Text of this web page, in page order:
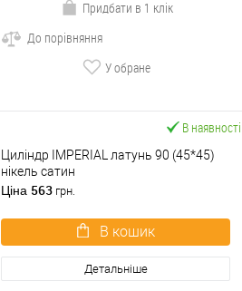
Придбати в 1 клік
До порівняння
У обране
В наявності
Циліндр IMPERIAL латунь 90 (45*45)
нікель сатин
Ціна 563 грн.
В кошик
Детальніше